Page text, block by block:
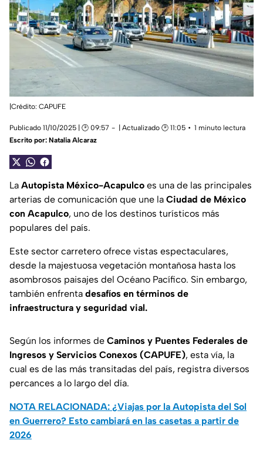
|Crédito: CAPUFE
Publicado 11/10/2025 | 🕑 09:57 | Actualizado 🕑 11:05
1 minuto lectura
Escrito por: Natalia Alcaraz
La Autopista México-Acapulco es una de las principales
arterias de comunicación que une la Ciudad de México
con Acapulco, uno de los destinos turísticos más
populares del país.
Este sector carretero ofrece vistas espectaculares,
desde la majestuosa vegetación montañosa hasta los
asombrosos paisajes del Océano Pacífico. Sin embargo,
también enfrenta desafíos en términos de
infraestructura y seguridad vial.
Según los informes de Caminos y Puentes Federales de
Ingresos y Servicios Conexos (CAPUFE), esta vía, la
cual es de las más transitadas del país, registra diversos
percances a lo largo del día.
NOTA RELACIONADA: ¿Viajas por la Autopista del Sol
en Guerrero? Esto cambiará en las casetas a partir de
2026